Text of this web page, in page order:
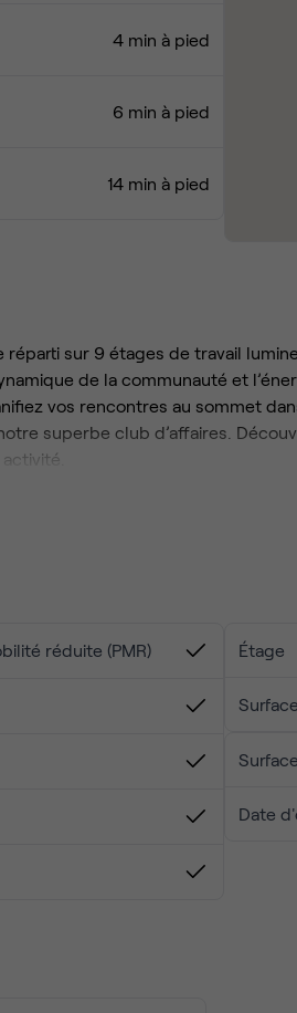
4 min à pied
6 min à pied
14 min à pied
sur 9 étages de travail
de la communauté et
vos rencontres au sommet
superbe club d’affaires.
environs et les merveilles
réduite (PMR) Étage
Date